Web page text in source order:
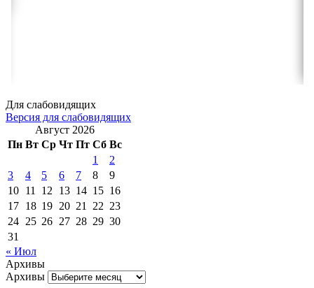
Для слабовидящих
Версия для слабовидящих
Август 2026
Пн Вт Ср Чт Пт Сб Вс
1
2
3
4 5 6 7 8
9
10 11 12 13 14 15 16
17 18 19 20 21 22 23
24 25 26 27 28 29 30
31
« Июл
Архивы
Архивы